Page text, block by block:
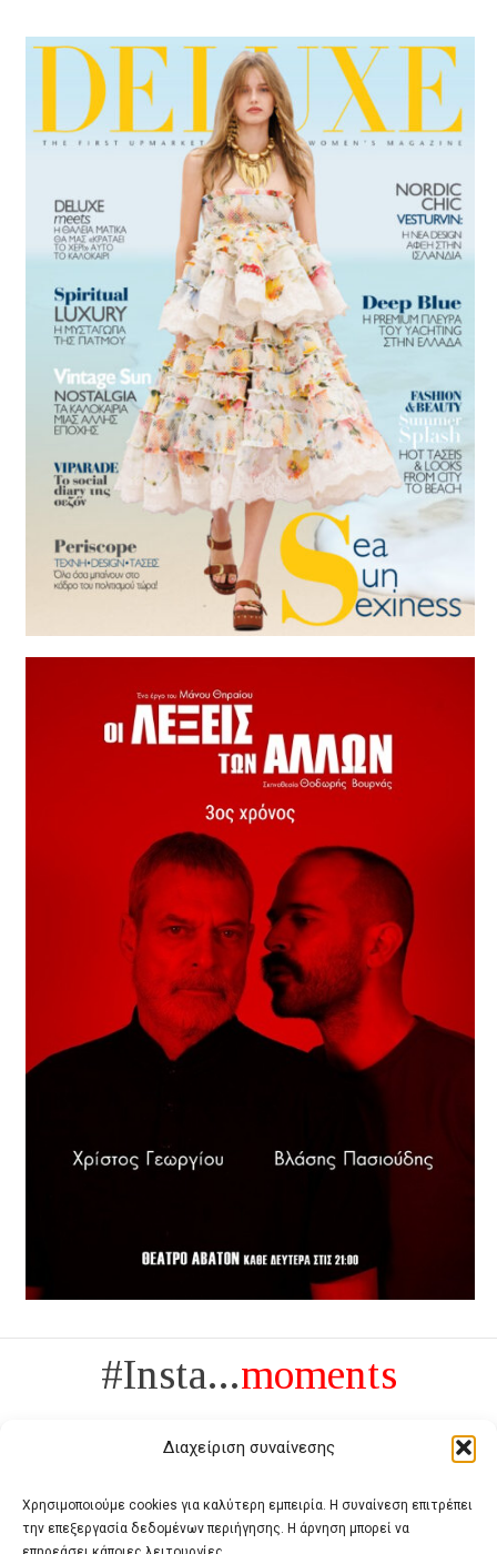
Διαχείριση συναίνεσης
Χρησιμοποιούμε cookies για καλύτερη εμπειρία. Η συναίνεση επιτρέπει
την επεξεργασία δεδομένων περιήγησης. Η άρνηση μπορεί να
#Insta...moments
Πολυτέλεια δεν είναι το αντίθετο της ανέχειας, είναι το αντίθετο της